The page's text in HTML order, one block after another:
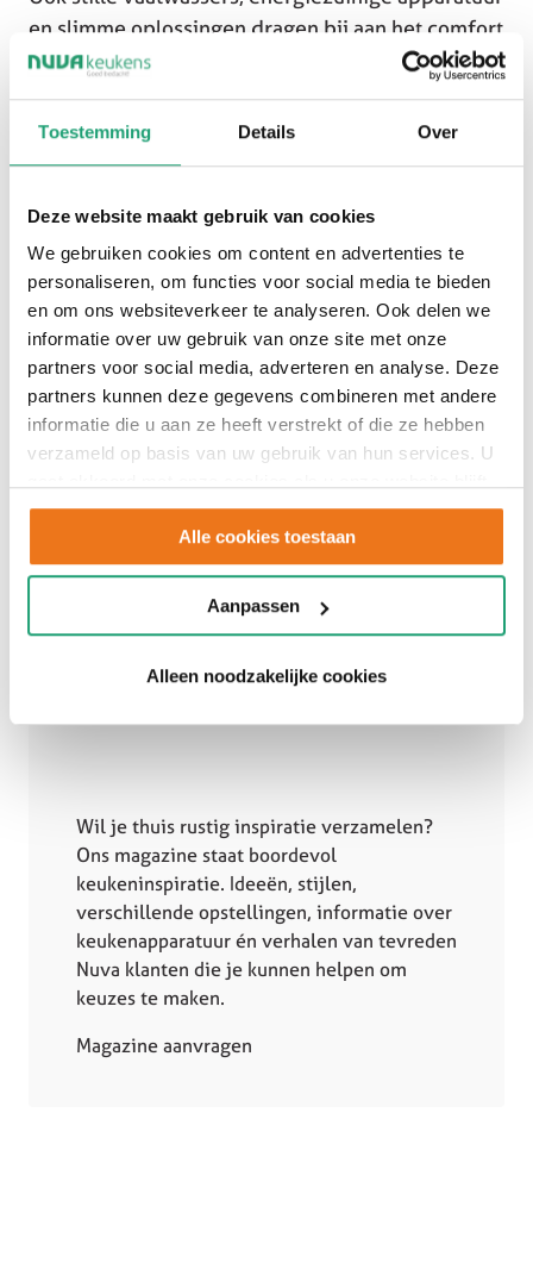
Toestemming Details Over
Deze website maakt gebruik van cookies
We gebruiken cookies om content en advertenties te
personaliseren, om functies voor social media te bieden
en om ons websiteverkeer te analyseren. Ook delen we
informatie over uw gebruik van onze site met onze
partners voor social media, adverteren en analyse. Deze
partners kunnen deze gegevens combineren met andere
informatie die u aan ze heeft verstrekt of die ze hebben
verzameld op basis van uw gebruik van hun services. U
gebruiken.
Alle cookies toestaan
Aanpassen
Alleen noodzakelijke cookies
en slimme oplossingen dragen bij aan het comfort
van een open leefruimte. Zo geniet je van alle
voordelen van een woonkeuken zonder
concessies te doen aan gebruiksgemak.
Wil je thuis rustig inspiratie verzamelen?
Ons magazine staat boordevol
keukeninspiratie. Ideeën, stijlen,
verschillende opstellingen, informatie over
keukenapparatuur én verhalen van tevreden
Nuva klanten die je kunnen helpen om
keuzes te maken.
Magazine aanvragen